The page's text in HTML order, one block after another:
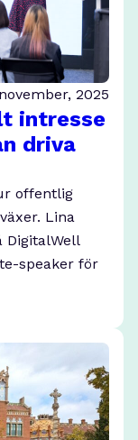
2025
intresse
driva
offentlig
Lina
DigitalWell
speaker för